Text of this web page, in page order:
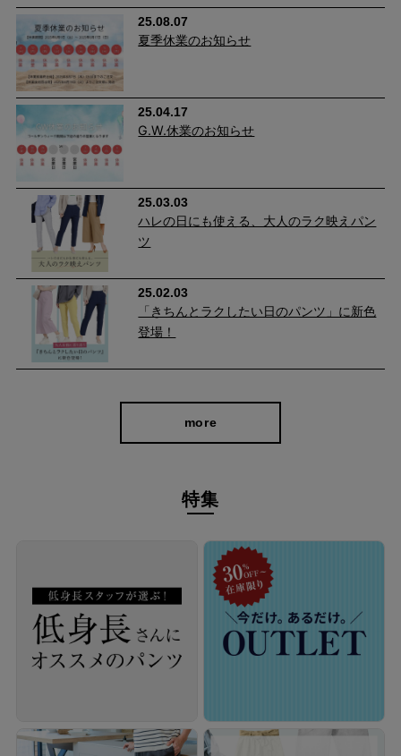
はくだけで、脚すっきり。
る工夫が光ります。どこから見てもシュッと細見えする、嬉しい
視覚効果パンツです。
25.08.07
夏季休業のお知らせ
25.04.17
G.W.休業のお知らせ
25.03.03
ハレの日にも使える、大人のラク映えパン
ツ
25.02.03
「きちんとラクしたい日のパンツ」に新色
登場！
more
特集